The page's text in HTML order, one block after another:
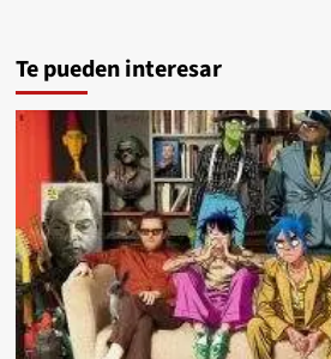
Te pueden interesar